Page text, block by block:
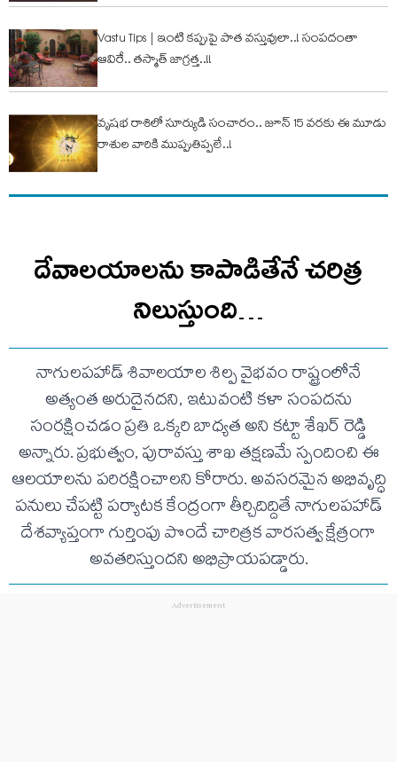
Vastu Tips | ఇంటి క‌ప్పుపై పాత వ‌స్తువులా..! సంప‌దంతా
ఆవిరే.. త‌స్మాత్ జాగ్ర‌త్త‌..!!
వృష‌భ రాశిలో సూర్యుడి సంచారం.. జూన్ 15 వ‌ర‌కు ఈ మూడు
రాశుల వారికి ముప్పుతిప్ప‌లే..!
దేవాలయాలను కాపాడితేనే చరిత్ర
నిలుస్తుంది…
నాగులపహాడ్ శివాలయాల శిల్ప వైభవం రాష్ట్రంలోనే
అత్యంత అరుదైనదని, ఇటువంటి కళా సంపదను
సంరక్షించడం ప్రతి ఒక్కరి బాధ్యత అని కట్టా శేఖర్ రెడ్డి
అన్నారు. ప్రభుత్వం, పురావస్తు శాఖ తక్షణమే స్పందించి ఈ
ఆలయాలను పరిరక్షించాలని కోరారు. అవసరమైన అభివృద్ధి
పనులు చేపట్టి పర్యాటక కేంద్రంగా తీర్చిదిద్దితే నాగులపహాడ్
దేశవ్యాప్తంగా గుర్తింపు పొందే చారిత్రక వారసత్వ క్షేత్రంగా
అవతరిస్తుందని అభిప్రాయపడ్డారు.